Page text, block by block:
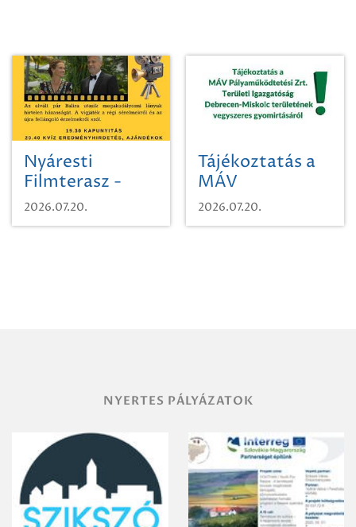
Nyáresti
Filmterasz -
Beugró a
Paradicsomba
2026.07.20.
Tájékoztatás a
MÁV
Pályaműködtetési
Zrt. Területi
2026.07.20.
NYERTES PÁLYÁZATOK